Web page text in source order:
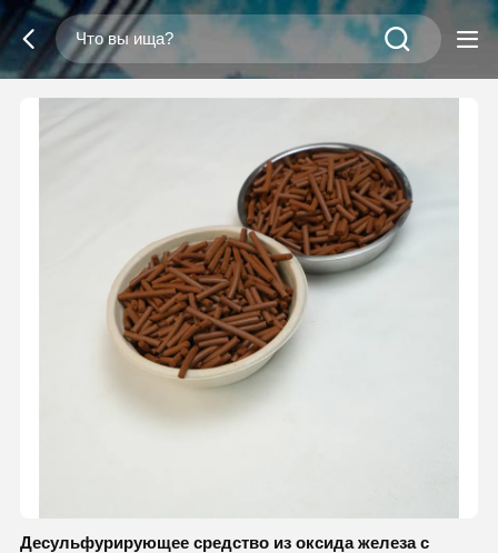
Десульфурирующее средство из оксида железа с